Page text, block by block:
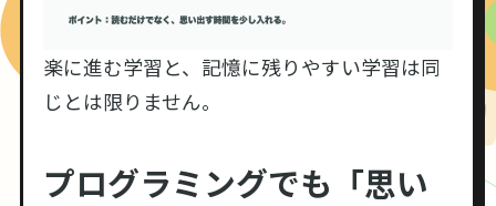
楽に進む学習と、記憶に残りやすい学習は同
じとは限りません。
プログラミングでも「思い